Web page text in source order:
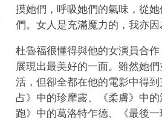
摸她們，呼吸她們的氣味，從
們。女人是充滿魔力的，我亦因
杜魯福很懂得與他的女演員合
展現出最美好的一面。雖然她
活，但卻全都在他的電影中得
占》中的珍摩露、《柔膚》中
跑》中的葛洛特乍德、《最後